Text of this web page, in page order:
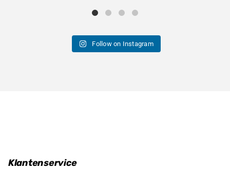
Follow on Instagram
Klantenservice